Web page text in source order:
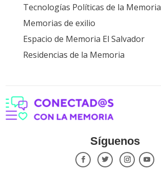
Tecnologías Políticas de la Memoria
Memorias de exilio
Espacio de Memoria El Salvador
Residencias de la Memoria
Síguenos